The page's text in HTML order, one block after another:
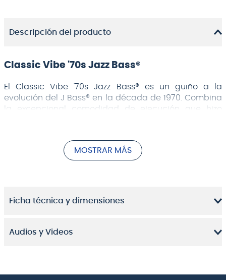
Descripción del producto
Classic Vibe '70s Jazz Bass®
El Classic Vibe '70s Jazz Bass® es un guiño a la
evolución del J Bass® en la década de 1970. Combina
la excepcional comodidad de ejecución que hizo
desde cero para tocar con facilidad, este bajo cuenta
con un cómodo y delgado perfil de mástil en "C", un
Este modelo retro de Squier también presenta en el
década de 1970, un magnífico herraje niquelado y un
elegante acabado brillante del mástil cuyo tono
MOSTRAR MÁS
Ficha técnica y dimensiones
Audios y Videos